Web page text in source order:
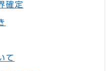
確定
て